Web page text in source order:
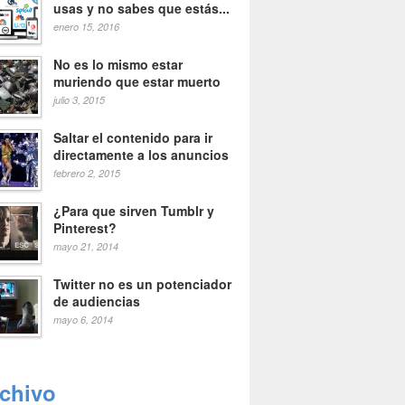
usas y no sabes que estás...
enero 15, 2016
No es lo mismo estar
muriendo que estar muerto
julio 3, 2015
Saltar el contenido para ir
directamente a los anuncios
febrero 2, 2015
¿Para que sirven Tumblr y
Pinterest?
mayo 21, 2014
Twitter no es un potenciador
de audiencias
mayo 6, 2014